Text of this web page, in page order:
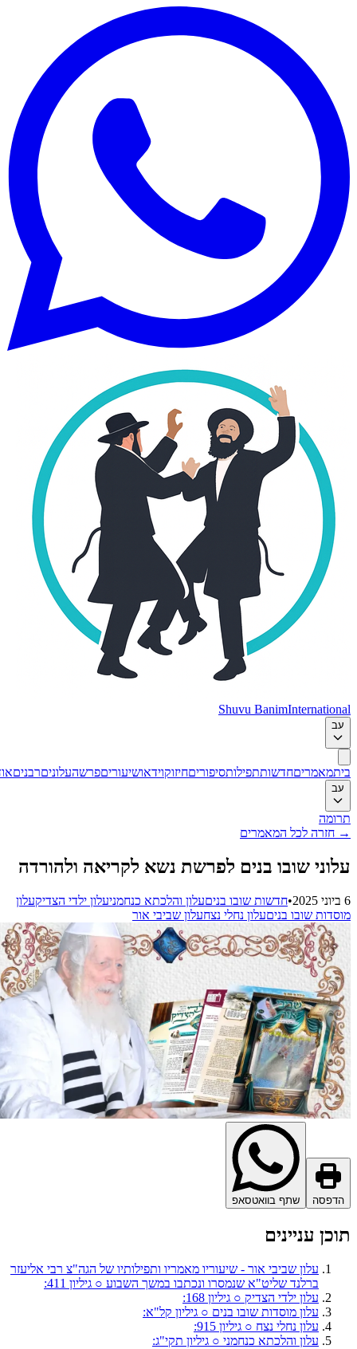
Shuvu Banim
מאמריםחדשותתפילותסיפוריםחיזוקוידאושיעוריםפרשהעלוניםרבניםאודות
חזרה לכל המאמרים
שובו בנים לפרשת נשא לקריאה ולהורדה
•חדשות שובו בניםעלון והלכתא כנחמניעלון ילדי הצדיקעלון
שובו בניםעלון נחלי נצחעלון שביבי אור
שתף בוואטסאפ
עניינים
עלון שביבי אור - שיעוריו מאמריו ותפילותיו של הגה"צ רבי אליעזר
ברלנד שליט"א שנמסרו ונכתבו במשך השבוע ○ גיליון 411:
עלון ילדי הצדיק ○ גיליון 168:
עלון מוסדות שובו בנים ○ גיליון קל"א:
עלון נחלי נצח ○ גיליון 915:
עלון והלכתא כנחמני ○ גיליון תקי"ג: